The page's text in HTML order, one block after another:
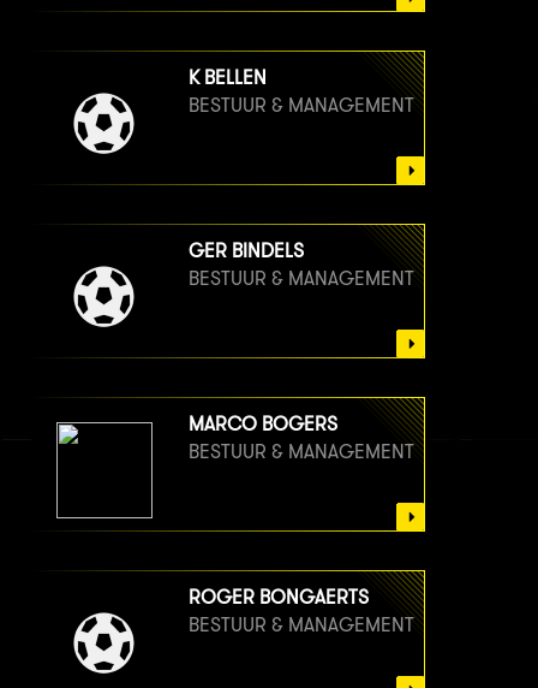
K BELLEN
BESTUUR & MANAGEMENT
GER BINDELS
BESTUUR & MANAGEMENT
MARCO BOGERS
BESTUUR & MANAGEMENT
ROGER BONGAERTS
BESTUUR & MANAGEMENT